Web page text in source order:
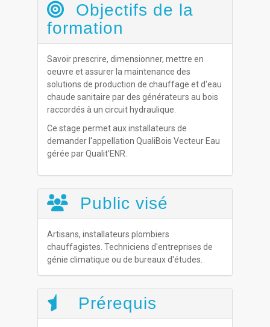
Objectifs de la
formation
Savoir prescrire, dimensionner, mettre en
oeuvre et assurer la maintenance des
solutions de production de chauffage et d'eau
chaude sanitaire par des générateurs au bois
raccordés à un circuit hydraulique.
Ce stage permet aux installateurs de
demander l'appellation QualiBois Vecteur Eau
gérée par Qualit'ENR.
Public visé
Artisans, installateurs plombiers
chauffagistes. Techniciens d'entreprises de
génie climatique ou de bureaux d'études.
Prérequis